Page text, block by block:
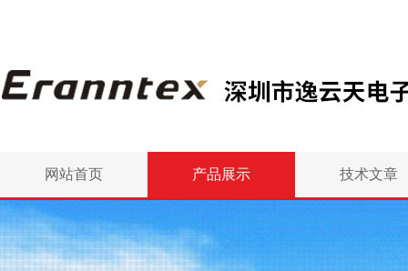
网站首页 产品展示 技术文章